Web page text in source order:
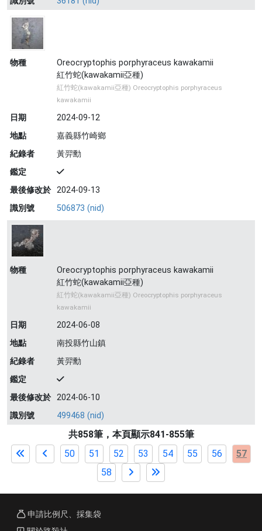
物種
Oreocryptophis porphyraceus kawakamii
紅竹蛇(kawakamii亞種)
紅竹蛇(kawakamii亞種) Oreocryptophis porphyraceus
kawakamii
日期
2024-09-12
地點
嘉義縣竹崎鄉
紀錄者
黃羿勳
鑑定
最後修改於 2024-09-13
識別號
506873 (nid)
物種
Oreocryptophis porphyraceus kawakamii
紅竹蛇(kawakamii亞種)
紅竹蛇(kawakamii亞種) Oreocryptophis porphyraceus
kawakamii
日期
2024-06-08
地點
南投縣竹山鎮
紀錄者
黃羿勳
鑑定
最後修改於 2024-06-10
識別號
499468 (nid)
共858筆，本頁顯示841-855筆
50
51 52 53 54 55 56
57
58
申請比例尺、採集袋